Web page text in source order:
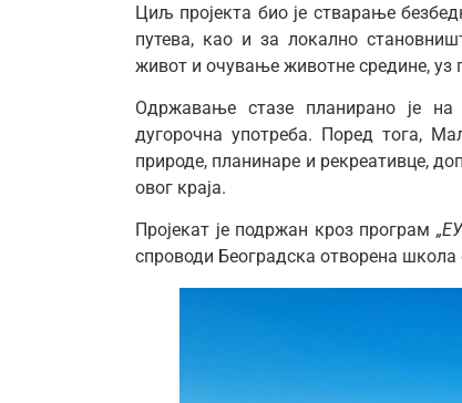
Циљ пројекта био је стварање
путева, као и за локално
живот и очување животне средине, уз
Одржавање стазе планирано је
дугорочна употреба. Поред тога,
природе, планинаре и рекреативце,
овог краја.
Пројекат је подржан кроз програм
спроводи Београдска отворена школа